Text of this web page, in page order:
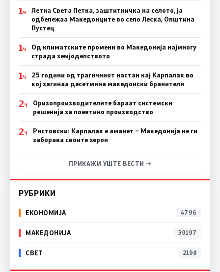
1Ч
Летна Света Петка, заштитничка на селото, ја
одбележаа Македонците во село Леска, Општина
Пустец
1Ч
Од климатските промени во Македонија најмногу
страда земјоделството
1Ч
25 години од трагичниот настан кај Карпалак во
кој загинаа десетмина македонски бранители
2Ч
Оризопроизводителите бараат системски
решенија за поевтино производство
2Ч
Ристовски: Карпалак е аманет – Македонија не ги
заборава своите херои
ПРИКАЖИ УШТЕ ВЕСТИ →
РУБРИКИ
ЕКОНОМИЈА 4796
МАКЕДОНИЈА 39197
СВЕТ 2198